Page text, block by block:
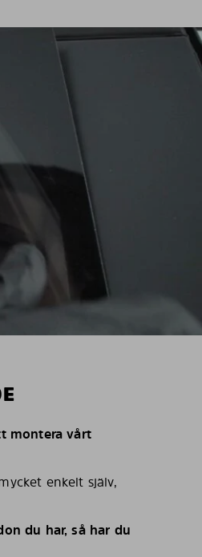
montera vårt
enkelt själv,
du har, så har du